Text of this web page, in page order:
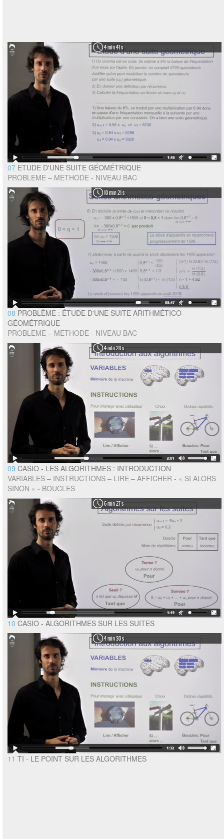
4 min 41 s
07 ETUDE D'UNE SUITE GÉOMÉTRIQUE
PROBLEME – METHODE - NIVEAU BAC
10 min 21 s
08 PROBLÈME : ÉTUDE D'UNE SUITE ARITHMÉTICO-
GÉOMÉTRIQUE
PROBLEME – METHODE - NIVEAU BAC
4 min 28 s
09 CASIO - LES ALGORITHMES : INTRODUCTION
VARIABLES – INSTRUCTIONS – LIRE – AFFICHER - « SI ALORS
SINON » - BOUCLES
6 min 27 s
10 CASIO - ALGORITHMES SUR LES SUITES
4 min 30 s
11 TI - LE POINT SUR LES ALGORITHMES